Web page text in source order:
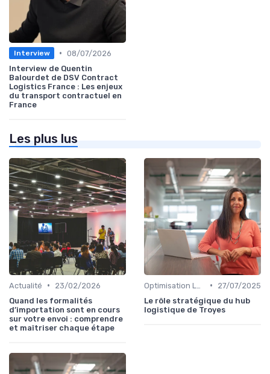
Interview • 08/07/2026
Interview de Quentin
Balourdet de DSV Contract
Logistics France : Les enjeux
du transport contractuel en
France
Les plus lus
Actualité •
23/02/2026
Quand les formalités
d’importation sont en cours
sur votre envoi : comprendre
et maîtriser chaque étape
•
27/07/2025
Le rôle stratégique du hub
logistique de Troyes